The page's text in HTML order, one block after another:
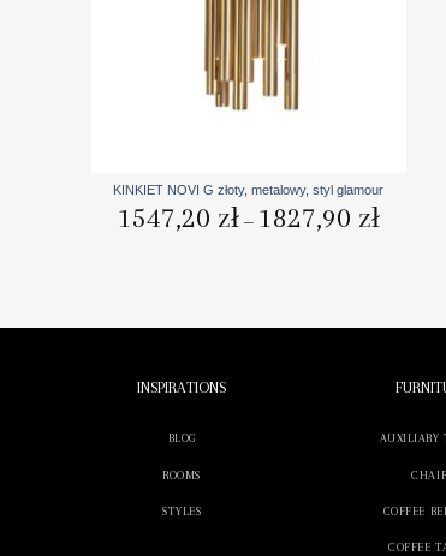
KINKIET NOVI G złoty, metalowy, styl glamour
1547,20 zł – 1827,90 złcen:
INSPIRATIONS
BLOG
ROOMS
STYLES
AUXILIARY
COFFEE
COFFEE